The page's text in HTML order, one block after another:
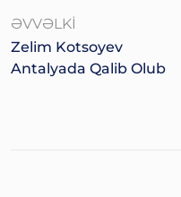
ƏVVƏLKI
Zelim Kotsoyev
Antalyada Qalib Olub